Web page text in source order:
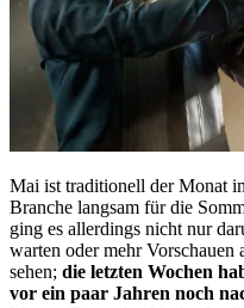
Mai ist traditionell der Monat
Branche langsam für die
ging es allerdings nicht nur
warten oder mehr Vorschauen
sehen; die letzten Wochen
vor ein paar Jahren noch